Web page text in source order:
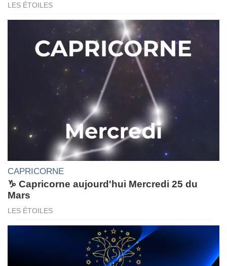
LES ÉTOILES
CAPRICORNE
♑ Capricorne aujourd'hui Mercredi 25 du
Mars
LES ÉTOILES